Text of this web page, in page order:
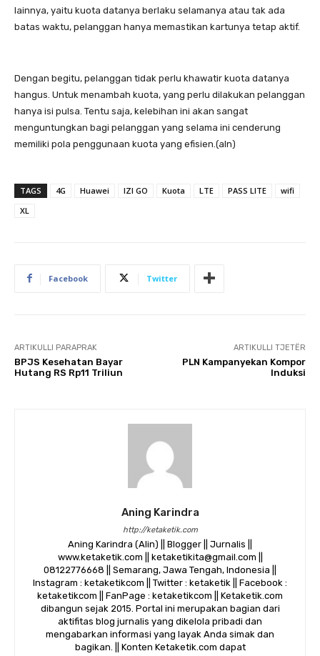
lainnya, yaitu kuota datanya berlaku selamanya atau tak ada
batas waktu, pelanggan hanya memastikan kartunya tetap aktif.
Dengan begitu, pelanggan tidak perlu khawatir kuota datanya
hangus. Untuk menambah kuota, yang perlu dilakukan pelanggan
hanya isi pulsa. Tentu saja, kelebihan ini akan sangat
menguntungkan bagi pelanggan yang selama ini cenderung
memiliki pola penggunaan kuota yang efisien.(aln)
TAGS 4G Huawei IZI GO Kuota LTE PASS LITE
wifi
XL
Facebook Twitter
ARTIKULLI PARAPRAK
BPJS Kesehatan Bayar
Hutang RS Rp11 Triliun
ARTIKULLI TJETËR
PLN Kampanyekan Kompor
Induksi
Aning Karindra
http://ketaketik.com
Aning Karindra (Alin) || Blogger || Jurnalis ||
www.ketaketik.com || ketaketikita@gmail.com ||
08122776668 || Semarang, Jawa Tengah, Indonesia ||
Instagram : ketaketikcom || Twitter : ketaketik || Facebook :
ketaketikcom || FanPage : ketaketikcom || Ketaketik.com
dibangun sejak 2015. Portal ini merupakan bagian dari
aktifitas blog jurnalis yang dikelola pribadi dan
mengabarkan informasi yang layak Anda simak dan
bagikan. || Konten Ketaketik.com dapat